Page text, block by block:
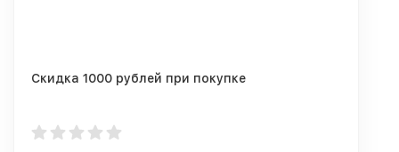
Скидка 1000 рублей при покупке